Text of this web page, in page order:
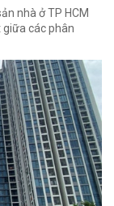
nhà ở TP HCM
giữa các phân